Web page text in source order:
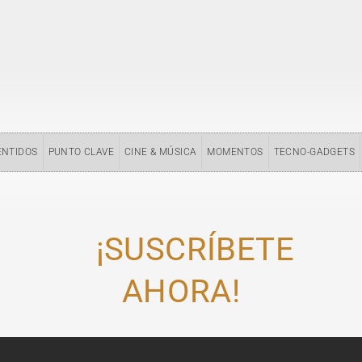
PUNTO CLAVE CINE & MÚSICA MOMENTOS TECNO-GADGETS
¡SUSCRÍBETE
AHORA!